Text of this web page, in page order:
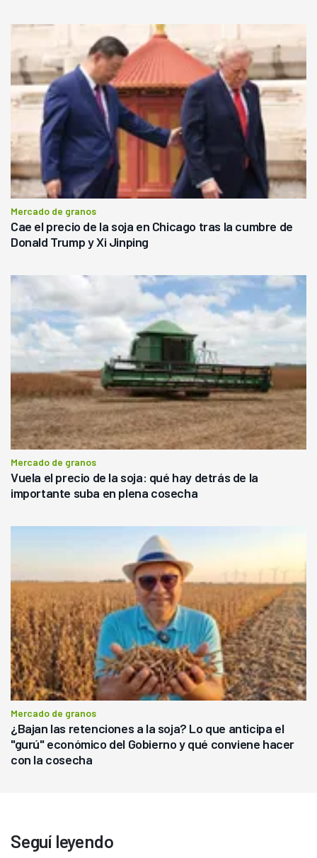
Mercado de granos
Cae el precio de la soja en Chicago tras la cumbre de
Donald Trump y Xi Jinping
Mercado de granos
Vuela el precio de la soja: qué hay detrás de la
importante suba en plena cosecha
Mercado de granos
¿Bajan las retenciones a la soja? Lo que anticipa el
"gurú" económico del Gobierno y qué conviene hacer
con la cosecha
Seguí leyendo